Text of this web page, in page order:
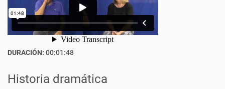
DURACIÓN: 00:01:48
Historia dramática